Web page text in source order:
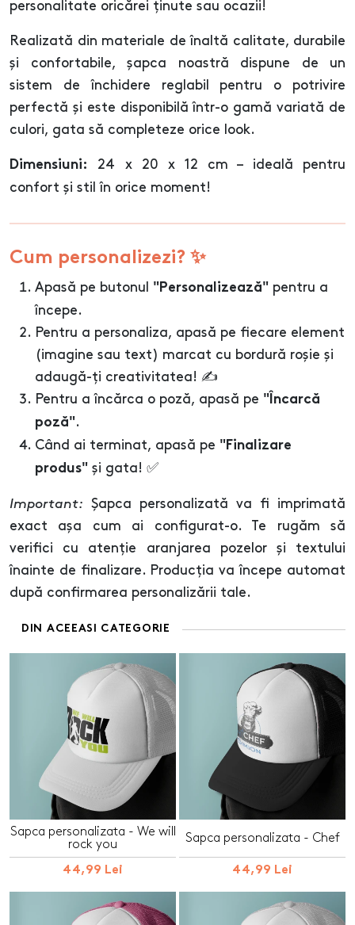
personalitate oricărei ținute sau ocazii!
Realizată din materiale de înaltă calitate, durabile
și confortabile, șapca noastră dispune de un
sistem de închidere reglabil pentru o potrivire
perfectă și este disponibilă într-o gamă variată de
culori, gata să completeze orice look.
Dimensiuni:
24 x 20 x 12 cm – ideală pentru
confort și stil în orice moment!
Cum personalizezi? ✨
Apasă pe butonul "Personalizează" pentru a
începe.
Pentru a personaliza, apasă pe fiecare element
(imagine sau text) marcat cu bordură roșie și
adaugă-ți creativitatea! ✍️
Pentru a încărca o poză, apasă pe "Încarcă
poză".
Când ai terminat, apasă pe "Finalizare
produs" și gata! ✅
Important: Șapca personalizată va fi imprimată
exact așa cum ai configurat-o. Te rugăm să
verifici cu atenție aranjarea pozelor și textului
înainte de finalizare. Producția va începe automat
după confirmarea personalizării tale.
DIN ACEEASI CATEGORIE
Sapca personalizata - We will
rock you
44,99 Lei
Sapca personalizata - Chef
44,99 Lei